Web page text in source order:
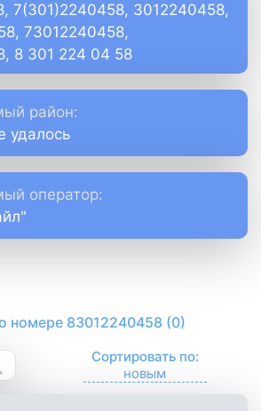
7(301)2240458, 3012240458,
73012240458,
8 301 224 04 58
район:
удалось
оператор:
номере 83012240458 (0)
Сортировать по: